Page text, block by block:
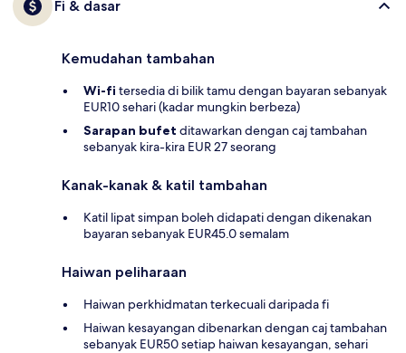
Fi & dasar
Kemudahan tambahan
Wi-fi tersedia di bilik tamu dengan bayaran sebanyak
EUR10 sehari (kadar mungkin berbeza)
Sarapan bufet ditawarkan dengan caj tambahan
sebanyak kira-kira EUR 27 seorang
Kanak-kanak & katil tambahan
Katil lipat simpan boleh didapati dengan dikenakan
bayaran sebanyak EUR45.0 semalam
Haiwan peliharaan
Haiwan perkhidmatan terkecuali daripada fi
Haiwan kesayangan dibenarkan dengan caj tambahan
sebanyak EUR50 setiap haiwan kesayangan, sehari